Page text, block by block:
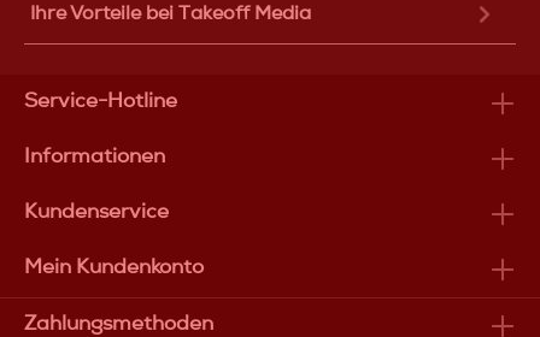
Ihre Vorteile bei Takeoff Media
Service-Hotline
Informationen
Kundenservice
Mein Kundenkonto
Zahlungsmethoden